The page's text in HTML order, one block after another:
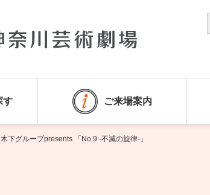
す ご来場案内
木下グループpresents 「No.9 -不滅の旋律-」